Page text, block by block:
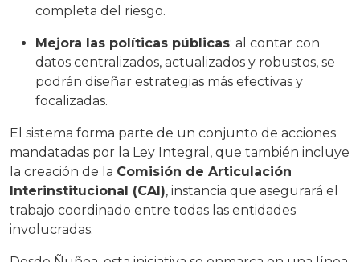
completa del riesgo.
Mejora las políticas públicas: al contar con
datos centralizados, actualizados y robustos, se
podrán diseñar estrategias más efectivas y
focalizadas.
El sistema forma parte de un conjunto de acciones
mandatadas por la Ley Integral, que también incluye
la creación de la Comisión de Articulación
Interinstitucional (CAI), instancia que asegurará el
trabajo coordinado entre todas las entidades
involucradas.